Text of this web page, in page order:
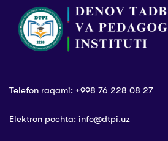
Telefon raqami: +998 76 228 08 27
Elektron pochta: info@dtpi.uz